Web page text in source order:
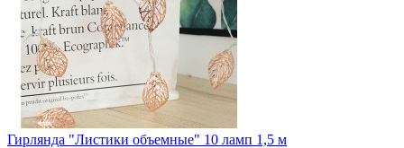
Гирлянда "Листики объемные" 10 ламп 1,5 м